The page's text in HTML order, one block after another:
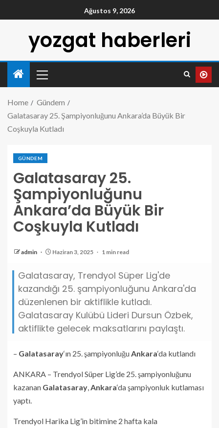
Ağustos 9, 2026
yozgat haberleri
Home
Gündem
Galatasaray 25. Şampiyonluğunu Ankara’da Büyük Bir
Coşkuyla Kutladı
GÜNDEM
Galatasaray 25.
Şampiyonluğunu
Ankara’da Büyük Bir
Coşkuyla Kutladı
admin Haziran 3, 2025 1 min read
Galatasaray, Trendyol Süper Lig'de
kazandığı 25. şampiyonluğunu Ankara'da
düzenlenen bir aktiflikle kutladı.
Galatasaray Kulübü Lideri Dursun Özbek,
aktiflikte gelecek maksatlarını paylaştı.
– Galatasaray‘ın 25. şampiyonluğuAnkara‘da kutlandı
ANKARA – Trendyol Süper Lig’de 25. şampiyonluğunu
kazanan Galatasaray,Ankara‘da şampiyonluk kutlaması
yaptı.
Trendyol Harika Lig’in bitimine 2 hafta kala